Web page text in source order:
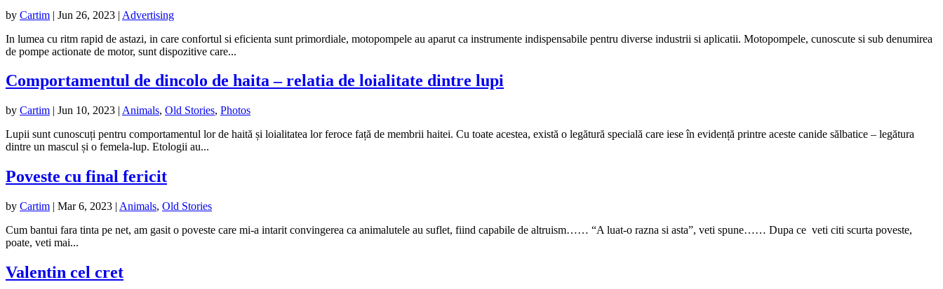
by Cartim | Jun 26, 2023 | Advertising
In lumea cu ritm rapid de astazi, in care confortul si eficienta sunt primordiale, motopompele au aparut ca instrumente indispensabile pentru diverse industrii si aplicatii. Motopompele, cunoscute si sub denumirea
de pompe actionate de motor, sunt dispozitive care...
Comportamentul de dincolo de haita – relatia de loialitate dintre lupi
by Cartim | Jun 10, 2023 | Animals, Old Stories, Photos
Lupii sunt cunoscuți pentru comportamentul lor de haită și loialitatea lor feroce față de membrii haitei. Cu toate acestea, există o legătură specială care iese în evidență printre aceste canide sălbatice – legătura
dintre un mascul și o femela-lup. Etologii au...
Poveste cu final fericit
by Cartim | Mar 6, 2023 | Animals, Old Stories
Cum bantui fara tinta pe net, am gasit o poveste care mi-a intarit convingerea ca animalutele au suflet, fiind capabile de altruism…… “A luat-o razna si asta”, veti spune…… Dupa ce veti citi scurta poveste,
poate, veti mai...
Valentin cel cret